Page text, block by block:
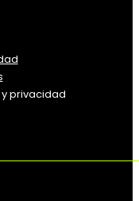
privacidad